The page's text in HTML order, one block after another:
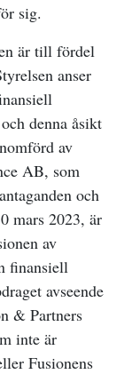
sig.
är till fördel
anser
denna åsikt
av
AB, som
och
mars 2023, är
av
finansiell
avseende
& Partners
inte är
Fusionens